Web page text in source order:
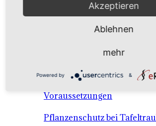
Tafeltraubensorten
Anbausysteme & Recht
Voraussetzungen
Pflanzenschutz bei
Akzeptieren
Ablehnen
mehr
Powered by &